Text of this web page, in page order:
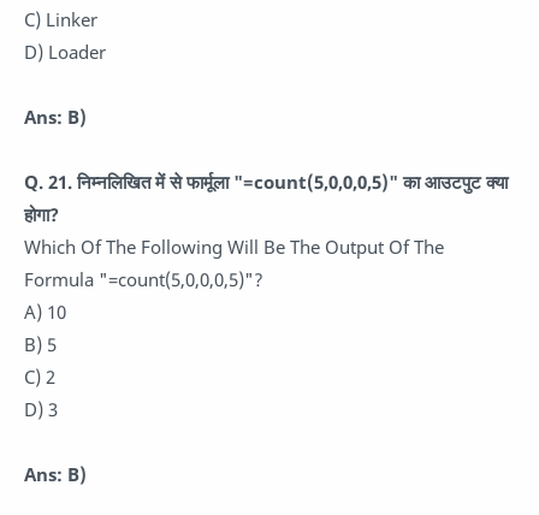
C) Linker
D) Loader
Ans: B)
Q. 21.निम्नलिखित में से फार्मूला "=count(5,0,0,0,5)" का आउटपुट क्या
होगा?
Which Of The Following Will Be The Output Of The
Formula "=count(5,0,0,0,5)"?
A) 10
B) 5
C) 2
D) 3
Ans: B)